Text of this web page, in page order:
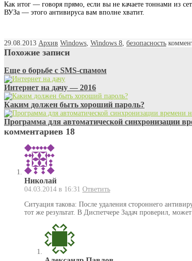
Как итог — говоря прямо, если вы не качаете тоннами из
ВУЗа — этого антивируса вам вполне хватит.
29.08.2013 Архив Windows, Windows 8, безопасность
Похожие записи
Еще о борьбе с SMS-спамом
Интернет на дачу — 2016
Каким должен быть хороший пароль?
Программа для автоматической синхронизации
комментариев 18
Николай
04.03.2014 в 16:31 Ответить
Ситуация такова: После удаления стороннего
тот же результат. В Диспетчере Задач проверил,